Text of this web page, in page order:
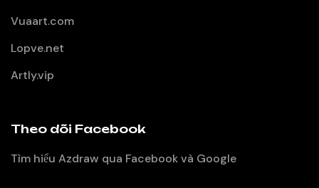
Vuaart.com
Lopve.net
Artly.vip
Theo dõi Facebook
Tìm hiểu Azdraw qua Facebook và Google